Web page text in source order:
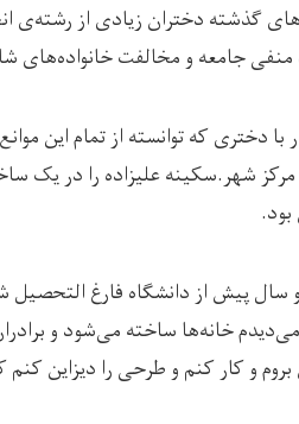
گذشته دختران زیادی از رشته‌ی
جامعه و مخالفت خانواده‌های
با دختری که توانسته از تمام این
شهر.سکینه علیزاده را در یک
پیش از دانشگاه فارغ التحصیل
خانه‌ها ساخته می‌شود و
و کار کنم و طرحی را دیزاین